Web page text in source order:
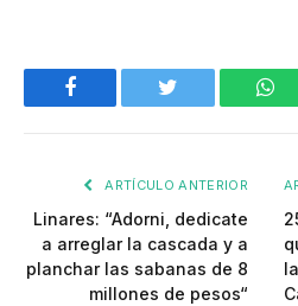
Facebook Twitter
ARTÍCULO ANTERIOR
Linares: “Adorni, dedicate
a arreglar la cascada y a
planchar las sabanas de 8
millones de pesos“